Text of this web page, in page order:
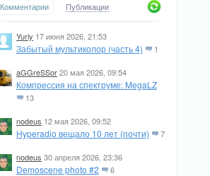
Комментарии Публикации
Yuriy 17 июня 2026, 21:53
Забытый мультиколор (часть 4) 1
aGGreSSor20 мая 2026, 09:54
Компрессия на спектруме: MegaLZ
13
nodeus 12 мая 2026, 09:52
Hyperadio вещало 10 лет (почти) 7
nodeus 30 апреля 2026, 23:36
Demoscene photo #2 6